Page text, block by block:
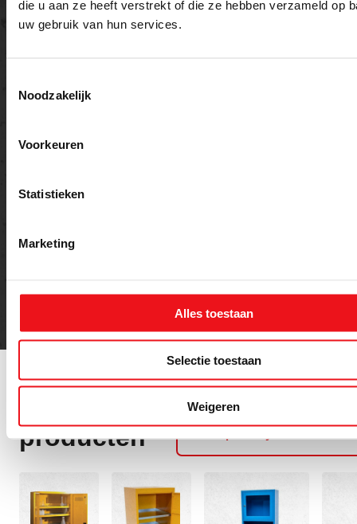
die u aan ze heeft verstrekt of die ze hebben verzameld op
uw gebruik van hun services.
Noodzakelijk
Voorkeuren
Statistieken
Marketing
Alles toestaan
Selectie toestaan
Weigeren
producten
Alle